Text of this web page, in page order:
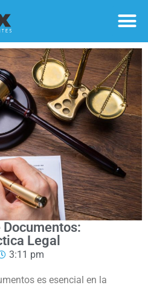
Legal
3:11 pm
es esencial en la